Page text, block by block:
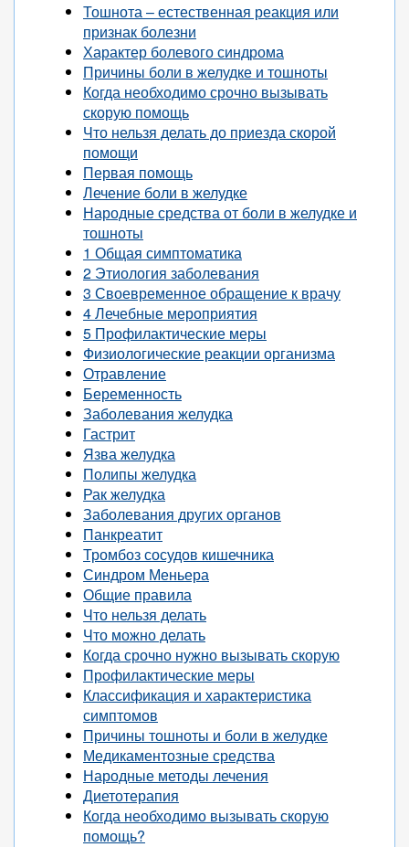
Тошнота – естественная реакция или
признак болезни
Характер болевого синдрома
Причины боли в желудке и тошноты
Когда необходимо срочно вызывать
скорую помощь
Что нельзя делать до приезда скорой
помощи
Первая помощь
Лечение боли в желудке
Народные средства от боли в желудке и
тошноты
1 Общая симптоматика
2 Этиология заболевания
3 Своевременное обращение к врачу
4 Лечебные мероприятия
5 Профилактические меры
Физиологические реакции организма
Отравление
Беременность
Заболевания желудка
Гастрит
Язва желудка
Полипы желудка
Рак желудка
Заболевания других органов
Панкреатит
Тромбоз сосудов кишечника
Синдром Меньера
Общие правила
Что нельзя делать
Что можно делать
Когда срочно нужно вызывать скорую
Профилактические меры
Классификация и характеристика
симптомов
Причины тошноты и боли в желудке
Медикаментозные средства
Народные методы лечения
Диетотерапия
Когда необходимо вызывать скорую
помощь?